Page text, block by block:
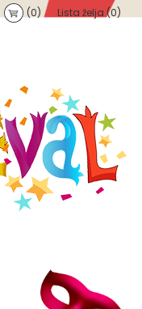
(0) Lista želja (0)